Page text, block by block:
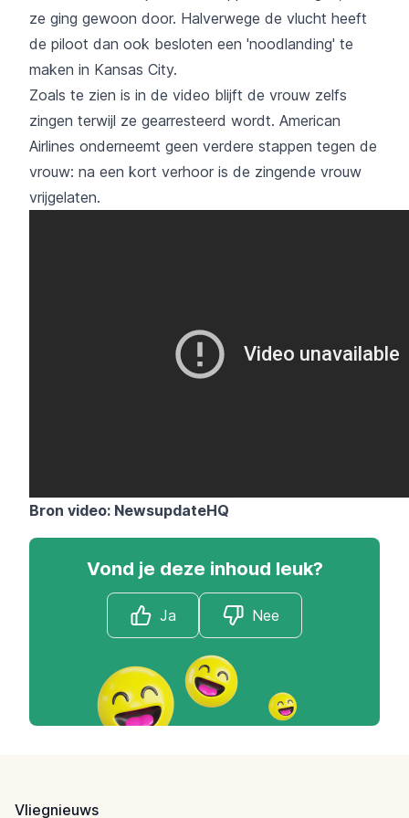
ze ging gewoon door. Halverwege de vlucht heeft
de piloot dan ook besloten een 'noodlanding' te
maken in Kansas City.
Zoals te zien is in de video blijft de vrouw zelfs
zingen terwijl ze gearresteerd wordt. American
Airlines onderneemt geen verdere stappen tegen de
vrouw: na een kort verhoor is de zingende vrouw
vrijgelaten.
Bron video: NewsupdateHQ
Vond je deze inhoud leuk?
Ja Nee
Vliegnieuws